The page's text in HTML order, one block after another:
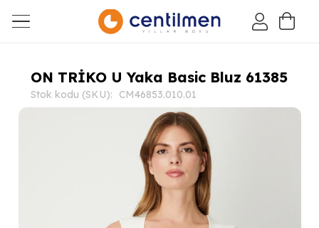
ON TRİKO U Yaka Basic Bluz 61385
Stok kodu (SKU): CM46853.010.01